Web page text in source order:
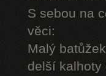
S sebou na
věci:
Malý batůžek
delší kalhoty